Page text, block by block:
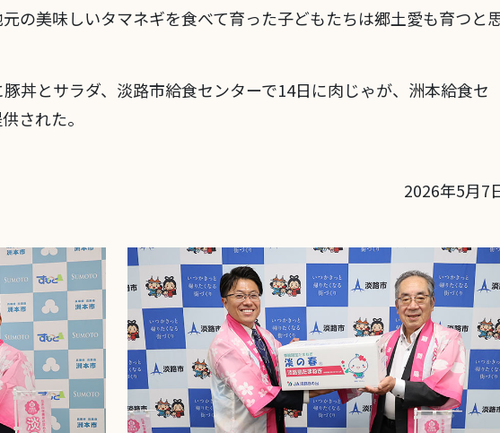
の美味しいタマネギを食べて育った子どもたちは郷土愛も育つと
丼とサラダ、淡路市給食センターで14日に肉じゃが、洲本給食セ
された。
2026年5月7